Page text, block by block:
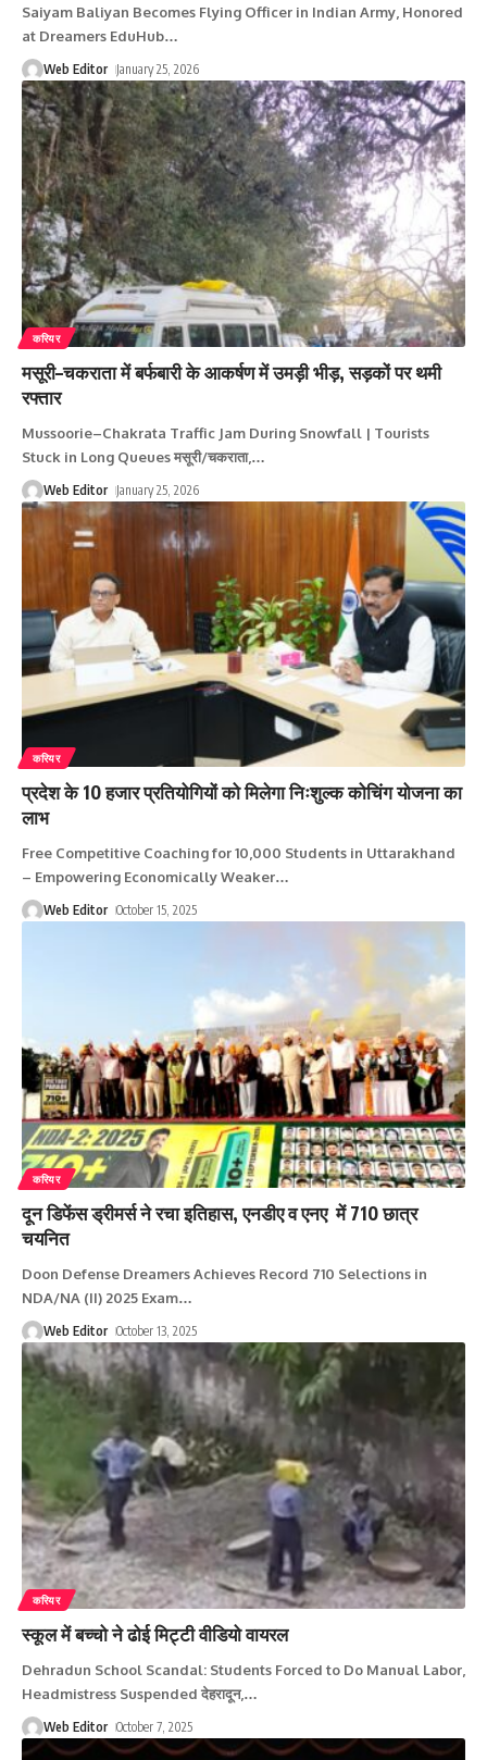
Saiyam Baliyan Becomes Flying Officer in Indian Army, Honored
at Dreamers EduHub…
Web Editor January 25, 2026
करियर
मसूरी–चकराता में बर्फबारी के आकर्षण में उमड़ी भीड़, सड़कों पर थमी
रफ्तार
Mussoorie–Chakrata Traffic Jam During Snowfall | Tourists
Stuck in Long Queues मसूरी/चकराता,…
Web Editor January 25, 2026
करियर
प्रदेश के 10 हजार प्रतियोगियों को मिलेगा निःशुल्क कोचिंग योजना का
लाभ
Free Competitive Coaching for 10,000 Students in Uttarakhand
– Empowering Economically Weaker…
Web Editor October 15, 2025
करियर
दून डिफेंस ड्रीमर्स ने रचा इतिहास, एनडीए व एनए में 710 छात्र
चयनित
Doon Defense Dreamers Achieves Record 710 Selections in
NDA/NA (II) 2025 Exam…
Web Editor October 13, 2025
करियर
स्कूल में बच्चो ने ढोई मिट्टी वीडियो वायरल
Dehradun School Scandal: Students Forced to Do Manual Labor,
Headmistress Suspended देहरादून,…
Web Editor October 7, 2025